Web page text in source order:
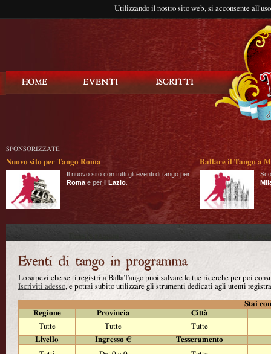
Utilizzando il nostro sito web, si acconsente
SPONSORIZZATE
Nuovo sito per Tango Roma
Il nuovo sito con tutti gli eventi di tango per
Roma e per il Lazio
Ballare il Tango a
Lo sapevi che se ti registri a BallaTango puoi salvare le tue ricerche per poi
Iscriviti adesso, e potrai subito utilizzare gli strumenti dedicati agli utenti
Stai
Regione
Provincia
Città
Tutte
Tutte
Tutte
Livello
Ingresso €
Tesseramento